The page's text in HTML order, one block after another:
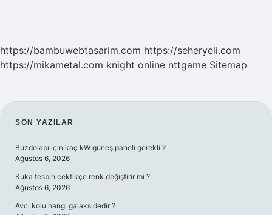
https://bambuwebtasarim.com https://seheryeli.com
https://mikametal.com knight online nttgame Sitemap
SIDEBAR
SON YAZILAR
Buzdolabı için kaç kW güneş paneli gerekli ?
Ağustos 6, 2026
Kuka tesbih çektikçe renk değiştirir mi ?
Ağustos 6, 2026
Avcı kolu hangi galaksidedir ?